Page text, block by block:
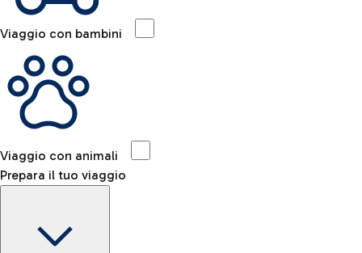
Viaggio con bambini
Viaggio con animali
Prepara il tuo viaggio